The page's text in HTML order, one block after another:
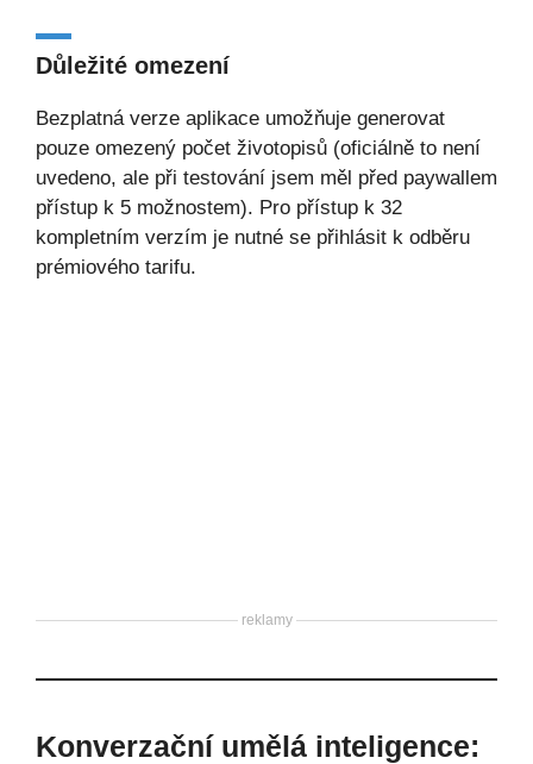
Důležité omezení
Bezplatná verze aplikace umožňuje generovat
pouze omezený počet životopisů (oficiálně to není
uvedeno, ale při testování jsem měl před paywallem
přístup k 5 možnostem). Pro přístup k 32
kompletním verzím je nutné se přihlásit k odběru
prémiového tarifu.
reklamy
Konverzační umělá inteligence: